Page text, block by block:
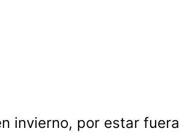
invierno, por estar fuera